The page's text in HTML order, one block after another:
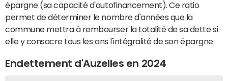
épargne (sa capacité d'autofinancement). Ce ratio
permet de déterminer le nombre d'années que la
commune mettra à rembourser la totalité de sa dette si
elle y consacre tous les ans l'intégralité de son épargne.
Endettement d'Auzelles en 2024